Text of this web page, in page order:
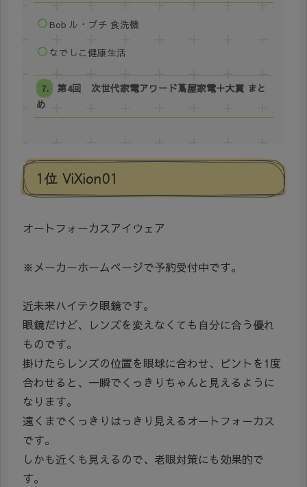
Bob ル・プチ 食洗機
なでしこ健康生活
第4回 次世代家電アワード蔦屋家電＋大賞 まと
め
1位 ViXion01
オートフォーカスアイウェア
※メーカーホームページで予約受付中です。
近未来ハイテク眼鏡です。
眼鏡だけど、レンズを変えなくても自分に合う優れ
ものです。
掛けたらレンズの位置を眼球に合わせ、ピントを1度
合わせると、一瞬でくっきりちゃんと見えるように
なります。
遠くまでくっきりはっきり見えるオートフォーカス
です。
しかも近くも見えるので、老眼対策にも効果的で
す。